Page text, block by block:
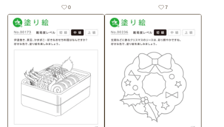
す。塗り絵を楽しみましょう。
老人ホームやデイサービスセン
ター、ご自宅などで印刷してお
使いいただける無料の高齢者向
け介護レク素材 塗り絵「2月の
植物 アボカド」（塗り絵・中
0
センター、ご自宅などで印刷し
てお使いいただける無料の高齢
者向け介護レク素材（塗り絵・
中級）です。
7